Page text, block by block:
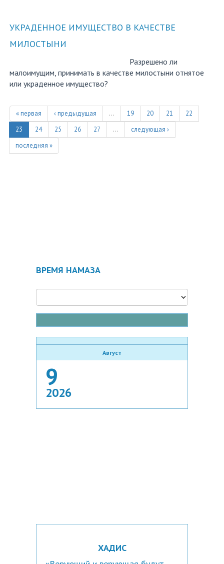
УКРАДЕННОЕ ИМУЩЕСТВО В КАЧЕСТВЕ
МИЛОСТЫНИ
Разрешено ли
малоимущим, принимать в качестве милостыни отнятое
или украденное имущество?
« первая ‹ предыдущая … 19 20 21
22
23
24 25 26 27 …
следующая ›
последняя »
ВРЕМЯ НАМАЗА
Август
9
2026
ХАДИС